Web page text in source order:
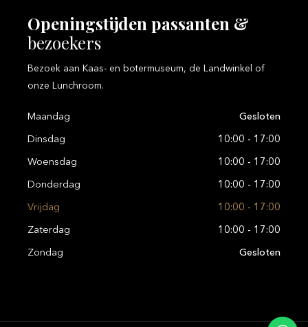
Openingstijden passanten &
bezoekers
Bezoek aan Kaas- en botermuseum, de Landwinkel of
onze Lunchroom.
Maandag Gesloten
Dinsdag 10:00 - 17:00
Woensdag 10:00 - 17:00
Donderdag 10:00 - 17:00
Vrijdag 10:00 - 17:00
Zaterdag 10:00 - 17:00
Zondag Gesloten